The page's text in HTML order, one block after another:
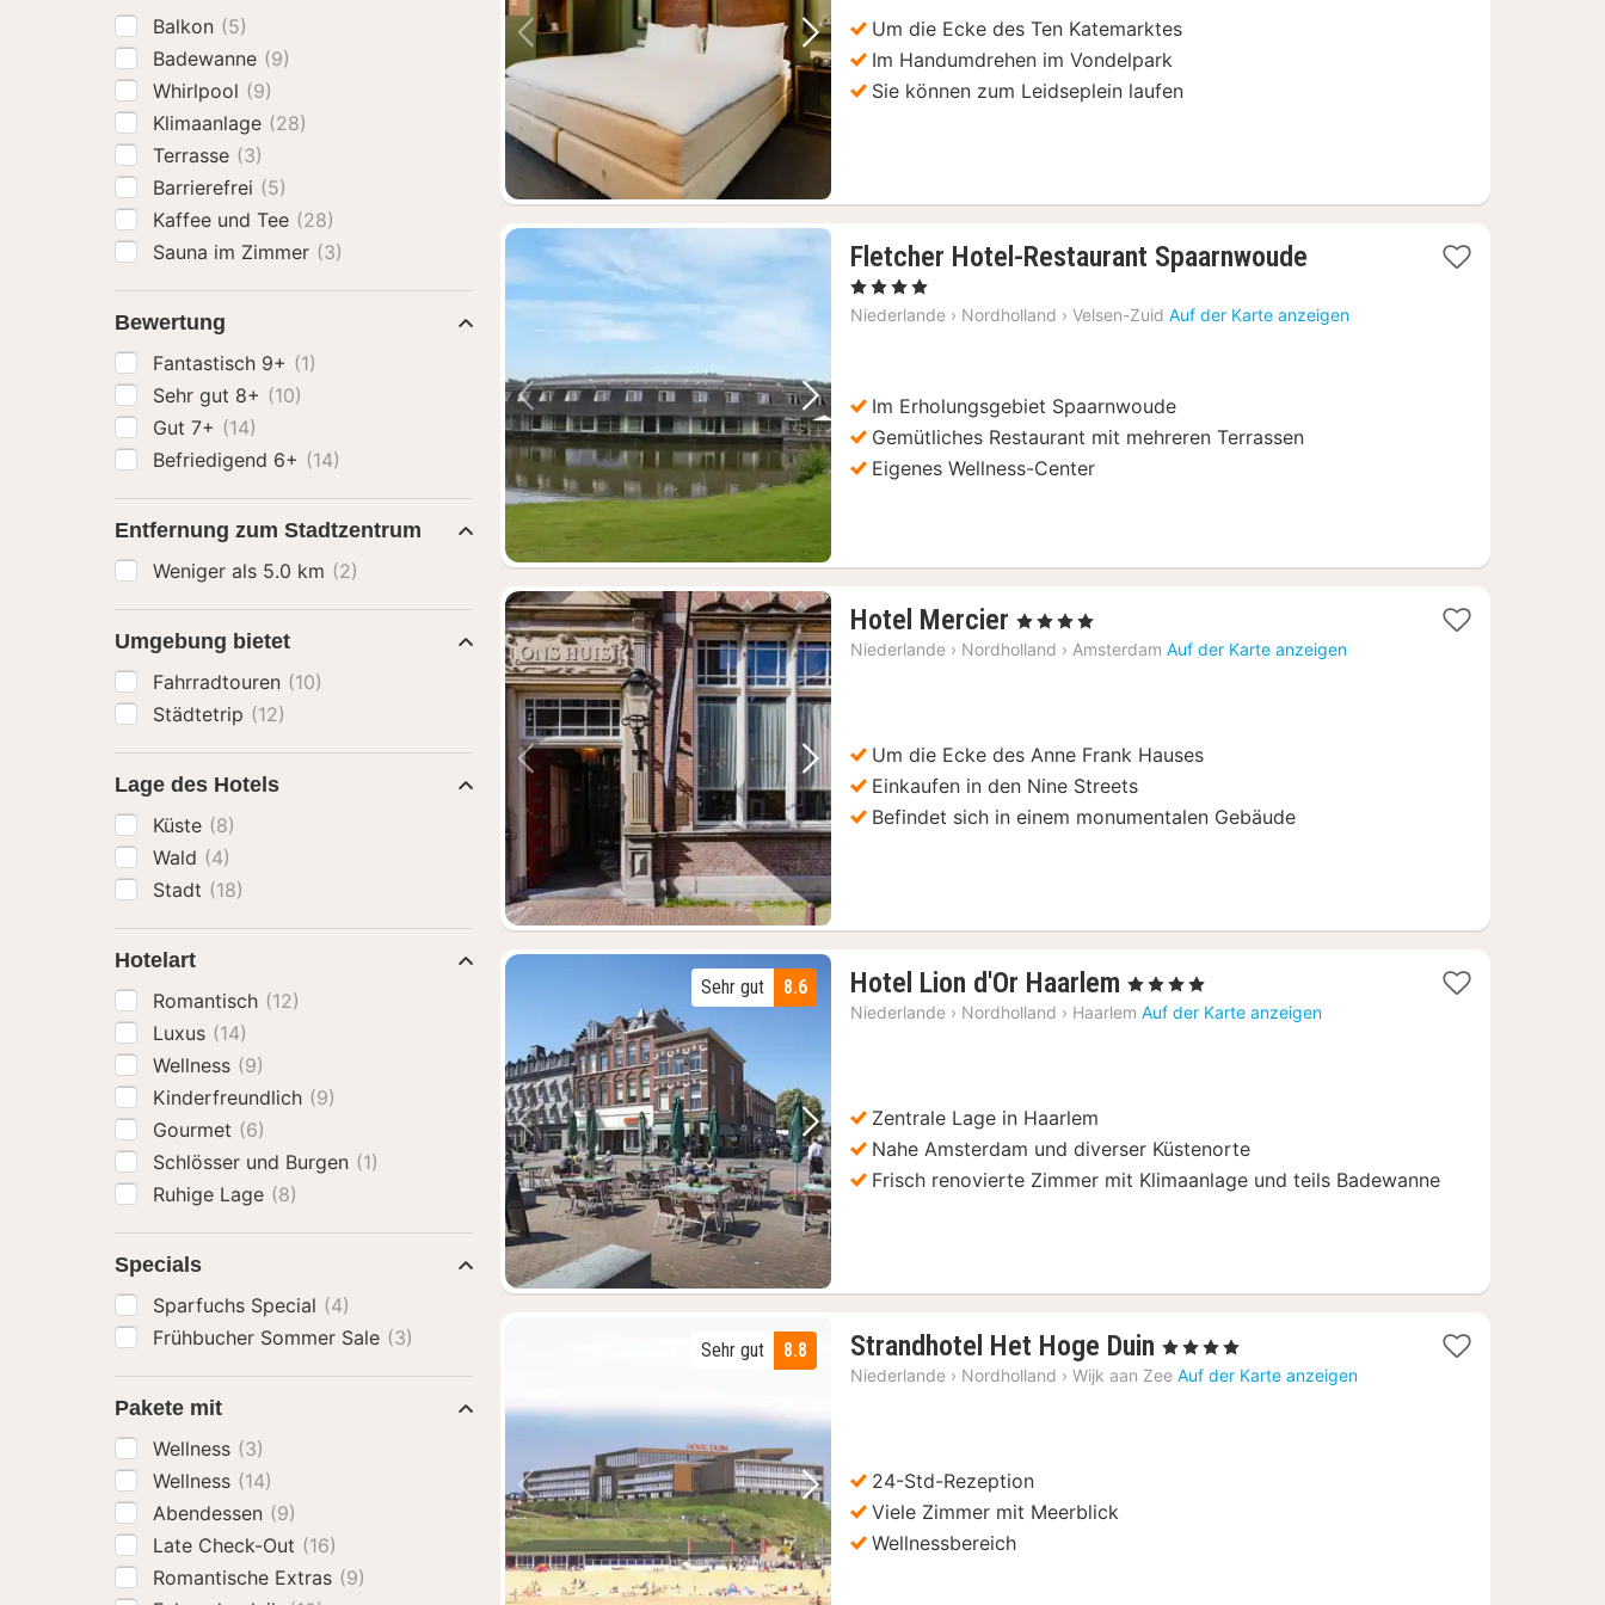
Vorheriges Bild Nächstes Bild
Um die Ecke des Ten Katemarktes
Im Handumdrehen im Vondelpark
Sie können zum Leidseplein laufen
Vorheriges Bild Nächstes Bild
Fletcher Hotel-Restaurant Spaarnwoude
ab
, 4 Sterne
Niederlande › Nordholland › Velsen-Zuid Auf der Karte anzeigen
Im Erholungsgebiet Spaarnwoude
Gemütliches Restaurant mit mehreren Terrassen
Eigenes Wellness-Center
Vorheriges Bild Nächstes Bild
Hotel Mercier 1
Nacht
, 4 Sterne
Niederlande › Nordholland › Amsterdam Auf der Karte anzeigen
Um die Ecke des Anne Frank Hauses
Einkaufen in den Nine Streets
Befindet sich in einem monumentalen Gebäude
Vorheriges Bild Nächstes Bild
8.6
Sehr gut Hotel Lion d'Or Haarlem 1
Nacht
, 4 Sterne
Niederlande › Nordholland › Haarlem Auf der Karte anzeigen
Zentrale Lage in Haarlem
Nahe Amsterdam und diverser Küstenorte
Frisch renovierte Zimmer mit Klimaanlage und teils Badewanne
Vorheriges Bild Nächstes Bild
8.8
Sehr gut Strandhotel Het Hoge Duin 1
Nacht
, 4 Sterne
Niederlande › Nordholland › Wijk aan Zee Auf der Karte anzeigen
24-Std-Rezeption
Viele Zimmer mit Meerblick
Wellnessbereich
Balkon (5)
Badewanne (9)
Whirlpool (9)
Klimaanlage (28)
Terrasse (3)
Barrierefrei (5)
Kaffee und Tee (28)
Sauna im Zimmer (3)
Bewertung
Fantastisch 9+ (1)
Sehr gut 8+ (10)
Gut 7+ (14)
Befriedigend 6+ (14)
Entfernung zum Stadtzentrum
Weniger als 5.0 km (2)
Umgebung bietet
Fahrradtouren (10)
Städtetrip (12)
Lage des Hotels
Küste (8)
Wald (4)
Stadt (18)
Hotelart
Romantisch (12)
Luxus (14)
Wellness (9)
Kinderfreundlich (9)
Gourmet (6)
Schlösser und Burgen (1)
Ruhige Lage (8)
Specials
Sparfuchs Special (4)
Frühbucher Sommer Sale (3)
Pakete mit
Wellness (3)
Wellness (14)
Abendessen (9)
Late Check-Out (16)
Romantische Extras (9)